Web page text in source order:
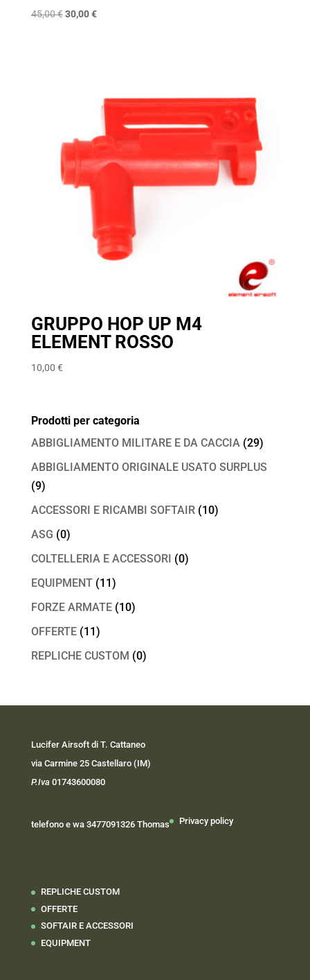
45,00€ Il
30,00€Il
GRUPPO HOP UP M4
ELEMENT ROSSO
10,00 €
Prodotti per categoria
ABBIGLIAMENTO MILITARE E DA CACCIA (29)
ABBIGLIAMENTO ORIGINALE USATO SURPLUS
(9)
ACCESSORI E RICAMBI SOFTAIR (10)
ASG (0)
COLTELLERIA E ACCESSORI (0)
EQUIPMENT (11)
FORZE ARMATE (10)
OFFERTE (11)
REPLICHE CUSTOM (0)
Lucifer Airsoft di T. Cattaneo
via Carmine 25 Castellaro (IM)
P.Iva 01743600080
telefono e wa 3477091326 Thomas Privacy policy
REPLICHE CUSTOM
OFFERTE
SOFTAIR E ACCESSORI
EQUIPMENT